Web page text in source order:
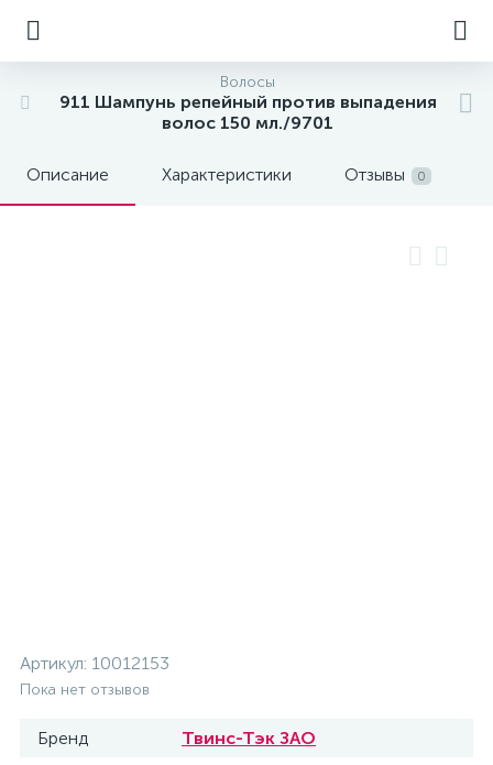
Волосы
911 Шампунь репейный против выпадения
волос 150 мл./9701
Описание Характеристики Отзывы 0
Артикул: 10012153
Пока нет отзывов
Бренд
Твинс-Тэк ЗАО